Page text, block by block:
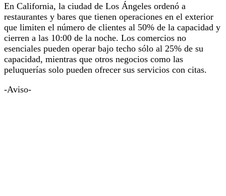
En California, la ciudad de Los Ángeles ordenó a
restaurantes y bares que tienen operaciones en el exterior
que limiten el número de clientes al 50% de la capacidad y
cierren a las 10:00 de la noche. Los comercios no
esenciales pueden operar bajo techo sólo al 25% de su
capacidad, mientras que otros negocios como las
peluquerías solo pueden ofrecer sus servicios con citas.
-Aviso-